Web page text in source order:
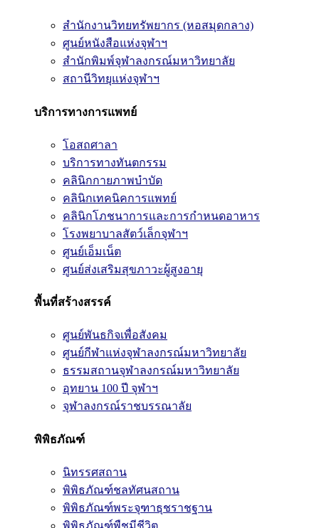
สำนักงานวิทยทรัพยากร (หอสมุดกลาง)
ศูนย์หนังสือแห่งจุฬาฯ
สำนักพิมพ์จุฬาลงกรณ์มหาวิทยาลัย
สถานีวิทยุแห่งจุฬาฯ
บริการทางการแพทย์
โอสถศาลา
บริการทางทันตกรรม
คลินิกกายภาพบำบัด
คลินิกเทคนิคการแพทย์
คลินิกโภชนาการและการกำหนดอาหาร
โรงพยาบาลสัตว์เล็กจุฬาฯ
ศูนย์เอ็มเน็ต
ศูนย์ส่งเสริมสุขภาวะผู้สูงอายุ
พื้นที่สร้างสรรค์
ศูนย์พันธกิจเพื่อสังคม
ศูนย์กีฬาแห่งจุฬาลงกรณ์มหาวิทยาลัย
ธรรมสถานจุฬาลงกรณ์มหาวิทยาลัย
อุทยาน 100 ปี จุฬาฯ
จุฬาลงกรณ์ราชบรรณาลัย
พิพิธภัณฑ์
นิทรรศสถาน
พิพิธภัณฑ์ชลทัศนสถาน
พิพิธภัณฑ์พระจุฑาธุชราชฐาน
พิพิธภัณฑ์พืชมีชีวิต